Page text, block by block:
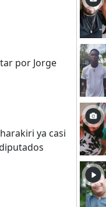
por Jorge
ya casi